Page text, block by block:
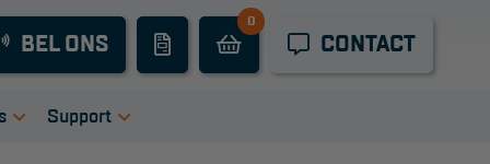
BEL ONS
0
CONTACT
Industrieel
onderhoud
Support